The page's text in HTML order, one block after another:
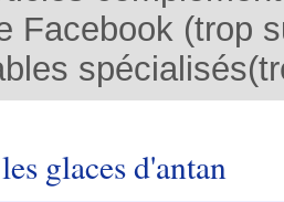
Facebook (trop
glaces d'antan